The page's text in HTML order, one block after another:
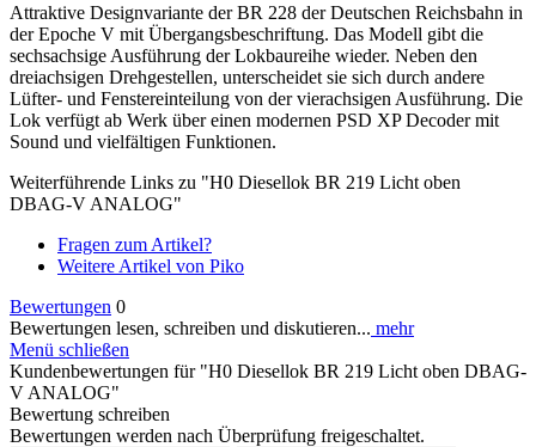
Attraktive Designvariante der BR 228 der Deutschen Reichsbahn in
der Epoche V mit Übergangsbeschriftung. Das Modell gibt die
sechsachsige Ausführung der Lokbaureihe wieder. Neben den
dreiachsigen Drehgestellen, unterscheidet sie sich durch andere
Lüfter- und Fenstereinteilung von der vierachsigen Ausführung. Die
Lok verfügt ab Werk über einen modernen PSD XP Decoder mit
Sound und vielfältigen Funktionen.
Weiterführende Links zu "H0 Diesellok BR 219 Licht oben
DBAG-V ANALOG"
Fragen zum Artikel?
Weitere Artikel von Piko
Bewertungen 0
Bewertungen lesen, schreiben und diskutieren... mehr
Menü schließen
Kundenbewertungen für "H0 Diesellok BR 219 Licht oben DBAG-
V ANALOG"
Bewertung schreiben
Bewertungen werden nach Überprüfung freigeschaltet.